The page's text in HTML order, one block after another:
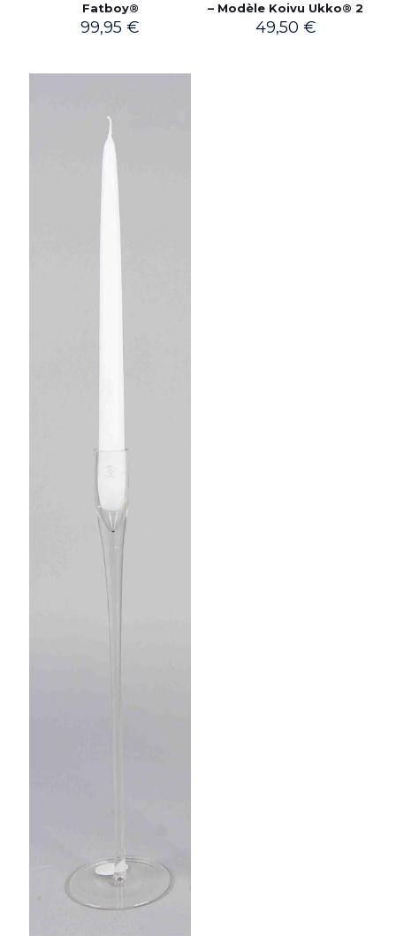
Fatboy®
99,95€
– Modèle Koivu Ukko® 2
49,50 €